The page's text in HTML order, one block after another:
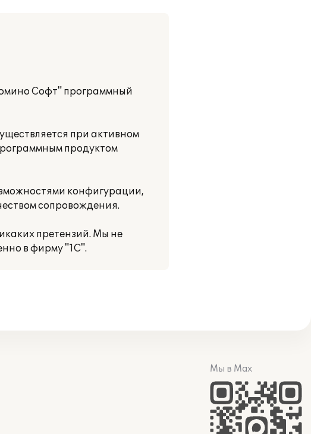
Софт" программный
при активном
продуктом
конфигурации,
сопровождения.
претензий. Мы не
в фирму "1С".
Мы в Max